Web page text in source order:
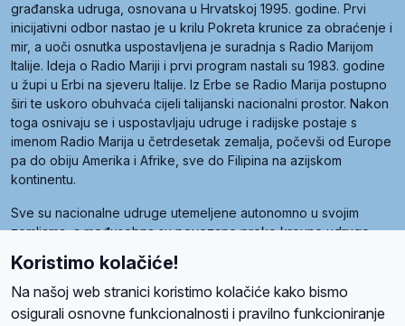
građanska udruga, osnovana u Hrvatskoj 1995. godine. Prvi
inicijativni odbor nastao je u krilu Pokreta krunice za obraćenje i
mir, a uoči osnutka uspostavljena je suradnja s Radio Marijom
Italije. Ideja o Radio Mariji i prvi program nastali su 1983. godine
u župi u Erbi na sjeveru Italije. Iz Erbe se Radio Marija postupno
širi te uskoro obuhvaća cijeli talijanski nacionalni prostor. Nakon
toga osnivaju se i uspostavljaju udruge i radijske postaje s
imenom Radio Marija u četrdesetak zemalja, počevši od Europe
pa do obiju Amerika i Afrike, sve do Filipina na azijskom
kontinentu.
Sve su nacionalne udruge utemeljene autonomno u svojim
zemljama, a međusobna su povezane preko krovne udruge
Radio Maria). Svjetsku obitelj utemeljilo je sedam članica, među
kojima je i hrvatska Udruga Radio Marija.
Koristimo kolačiće!
Na našoj web stranici koristimo kolačiće kako bismo
osigurali osnovne funkcionalnosti i pravilno funkcioniranje